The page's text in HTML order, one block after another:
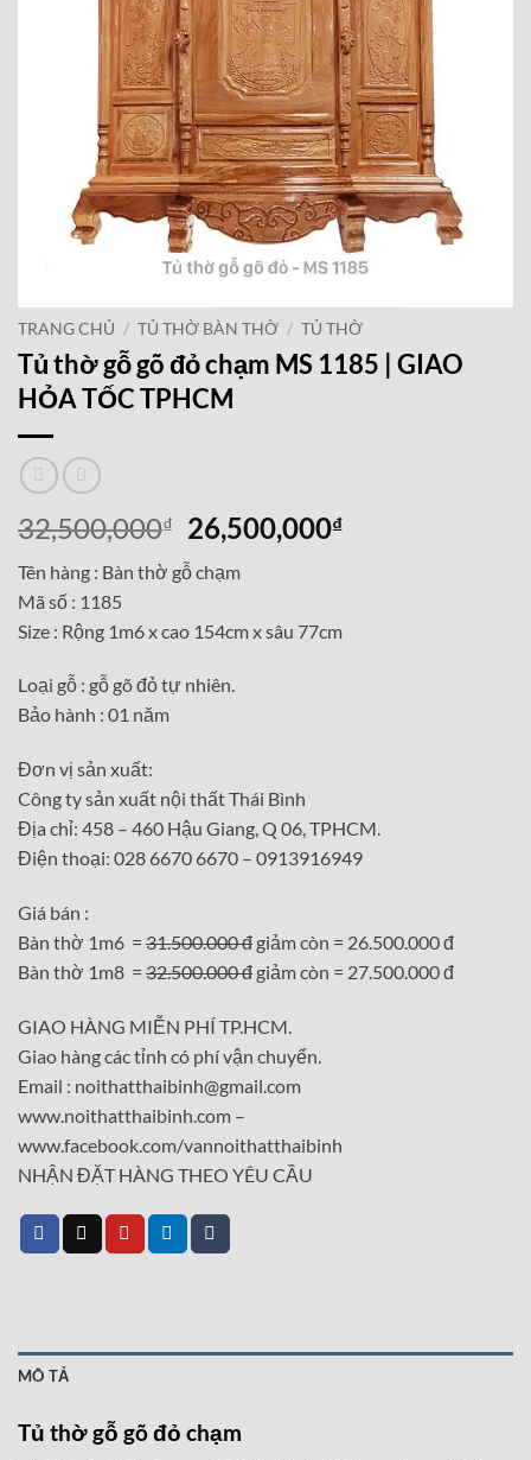
TRANG CHỦ / TỦ THỜ BÀN THỜ / TỦ THỜ
Tủ thờ gỗ gõ đỏ chạm MS 1185 | GIAO
HỎA TỐC TPHCM
32,500,000₫
Giá
gốc
là:
26,500,000₫Giá
26,500,000₫.
Tên hàng : Bàn thờ gỗ chạm
Mã số : 1185
Size : Rộng 1m6 x cao 154cm x sâu 77cm
Loại gỗ : gỗ gõ đỏ tự nhiên.
Bảo hành : 01 năm
Đơn vị sản xuất:
Công ty sản xuất nội thất Thái Bình
Địa chỉ: 458 – 460 Hậu Giang, Q 06, TPHCM.
Điện thoại: 028 6670 6670 – 0913916949
Giá bán :
Bàn thờ 1m6 = 31.500.000 đ giảm còn = 26.500.000 đ
Bàn thờ 1m8 = 32.500.000 đ giảm còn = 27.500.000 đ
GIAO HÀNG MIỄN PHÍ TP.HCM.
Giao hàng các tỉnh có phí vận chuyển.
Email : noithatthaibinh@gmail.com
www.noithatthaibinh.com –
www.facebook.com/vannoithatthaibinh
NHẬN ĐẶT HÀNG THEO YÊU CẦU
MÔ TẢ
Tủ thờ gỗ gõ đỏ chạm